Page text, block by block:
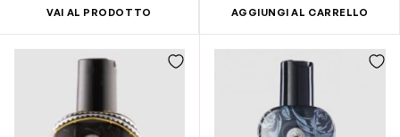
VAI AL PRODOTTO AGGIUNGI AL CARRELLO